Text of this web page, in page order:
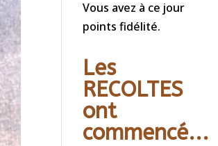
Vous avez à ce jour
points fidélité.
Les
RECOLTES
ont
commencé...